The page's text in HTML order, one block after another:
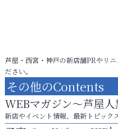
芦屋・西宮・神戸の新店舗PRやリ
ださい。
その他のContents
WEBマガジン～芦屋
新店やイベント情報、最新トピック